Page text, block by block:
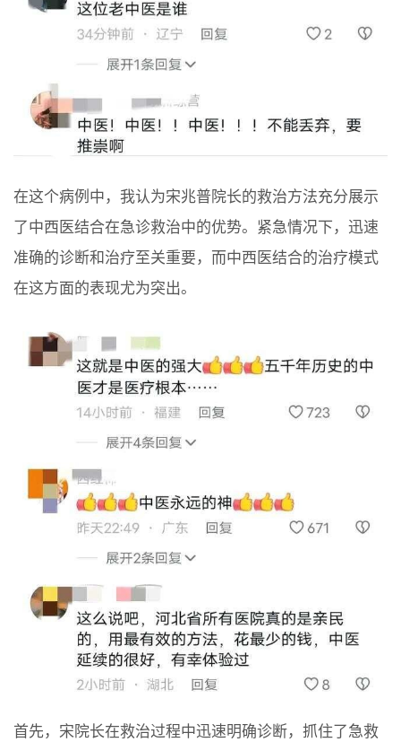
在这个病例中，我认为宋兆普院长的救治方法充分展示
了中西医结合在急诊救治中的优势。紧急情况下，迅速
准确的诊断和治疗至关重要，而中西医结合的治疗模式
在这方面的表现尤为突出。
首先，宋院长在救治过程中迅速明确诊断，抓住了急救